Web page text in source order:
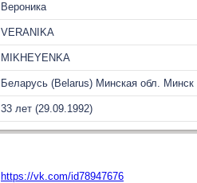
Вероника
VERANIKA
MIKHEYENKA
Беларусь (Belarus) Минская обл. Минск
33 лет (29.09.1992)
https://vk.com/id78947676